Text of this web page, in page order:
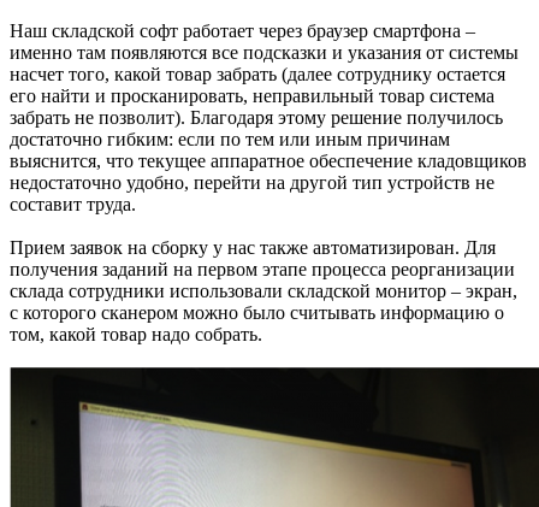
Наш складской софт работает через браузер смартфона –
именно там появляются все подсказки и указания от системы
насчет того, какой товар забрать (далее сотруднику остается
его найти и просканировать, неправильный товар система
забрать не позволит). Благодаря этому решение получилось
достаточно гибким: если по тем или иным причинам
выяснится, что текущее аппаратное обеспечение кладовщиков
недостаточно удобно, перейти на другой тип устройств не
составит труда.
Прием заявок на сборку у нас также автоматизирован. Для
получения заданий на первом этапе процесса реорганизации
склада сотрудники использовали складской монитор – экран,
с которого сканером можно было считывать информацию о
том, какой товар надо собрать.